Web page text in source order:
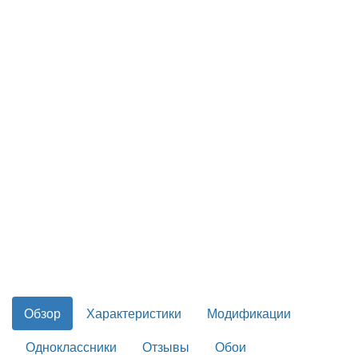
Обзор Характеристики
Модификации
Одноклассники
Отзывы Обои